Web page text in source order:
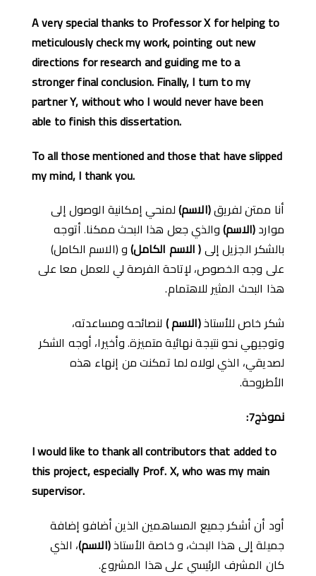
A very special thanks to Professor X for helping to
meticulously check my work, pointing out new
directions for research and guiding me to a
stronger final conclusion. Finally, I turn to my
partner Y, without who I would never have been
able to finish this dissertation.
To all those mentioned and those that have slipped
my mind, I thank you.
أنا ممتن لفريق(الاسم)لمنحي إمكانية الوصول إلى
موارد(الاسم)والذي جعل هذا البحث ممكنا. أتوجه
بالشكر الجزيل إلى(الاسم الكامل)و (الاسم الكامل)
على وجه الخصوص، لإتاحة الفرصة لي للعمل معا على
هذا البحث المثير للاهتمام.
شكر خاص للأستاذ(الاسم) لنصائحه ومساعدته،
وتوجيهي نحو نتيجة نهائية متميزة. وأخيرا، أوجه الشكر
لصديقي، الذي لولاه لما تمكنت من إنهاء هذه
الأطروحة.
نموذج7:
I would like to thank all contributors that added to
this project, especially Prof. X, who was my main
supervisor.
أود أن أشكر جميع المساهمين الذين أضافو إضافة
جميلة إلى هذا البحث، و خاصة الأستاذ(الاسم)، الذي
كان المشرف الرئيسي على هذا المشروع.